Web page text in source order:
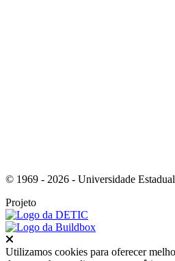
© 1969 - 2026 - Universidade
Projeto
Utilizamos cookies para oferecer